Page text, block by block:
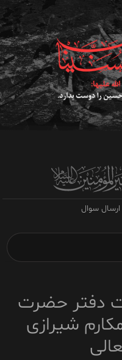
ارسال سوال
دفتر حضرت
شیرازی